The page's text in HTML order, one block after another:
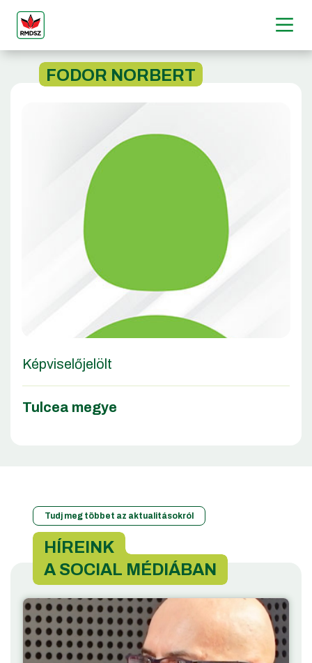
FODOR NORBERT
Képviselőjelölt
Tulcea megye
HÍREINK
A SOCIAL MÉDIÁBAN
Tudj meg többet az aktualitásokról